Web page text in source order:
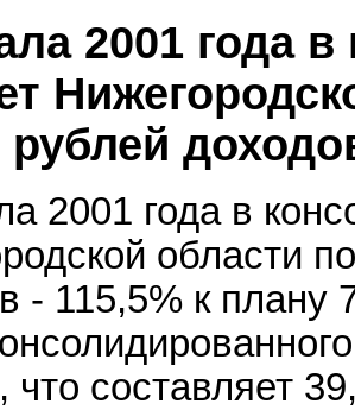
2001 года
2001 года в
области
- 115,5% к
что составляет